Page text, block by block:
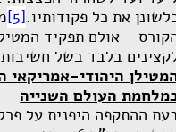
את כל פקודותיו. [5]
– אולם תפקיד
בלבד בשל
היהודי-אמריקאי
העולם השנייה